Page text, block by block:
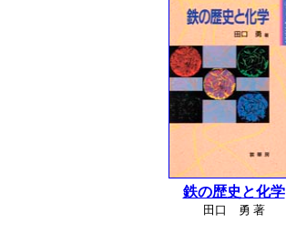
鉄の歴史と化学
田口 勇 著